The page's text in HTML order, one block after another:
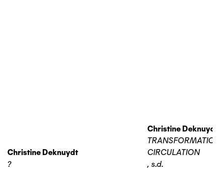
Christine Deknuydt
?
Christine Deknuydt
TRANSFORMATION
CIRCULATION
, s.d.